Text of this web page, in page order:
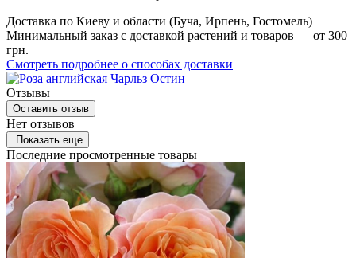
Доставка по Киеву и области (Буча, Ирпень, Гостомель)
Минимальный заказ с доставкой растений и товаров — от 300
грн.
Смотреть подробнее о способах доставки
Отзывы
Оставить отзыв
Нет отзывов
Показать еще
Последние просмотренные товары